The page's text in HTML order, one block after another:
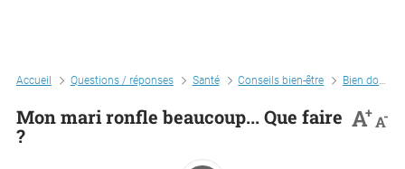
Accueil Questions / réponses Santé Conseils bien-être Bien dormir
Mon mari ronfle beaucoup... Que faire
?
A+A-